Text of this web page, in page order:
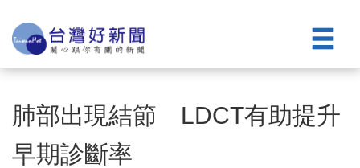
肺部出現結節 LDCT有助提升
早期診斷率